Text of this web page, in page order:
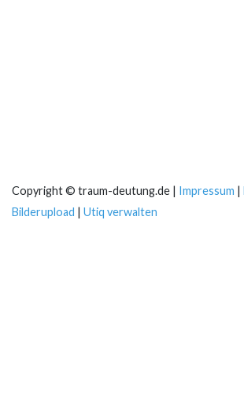
Copyright © traum-deutung.de | Impressum |
Bilderupload | Utiq verwalten